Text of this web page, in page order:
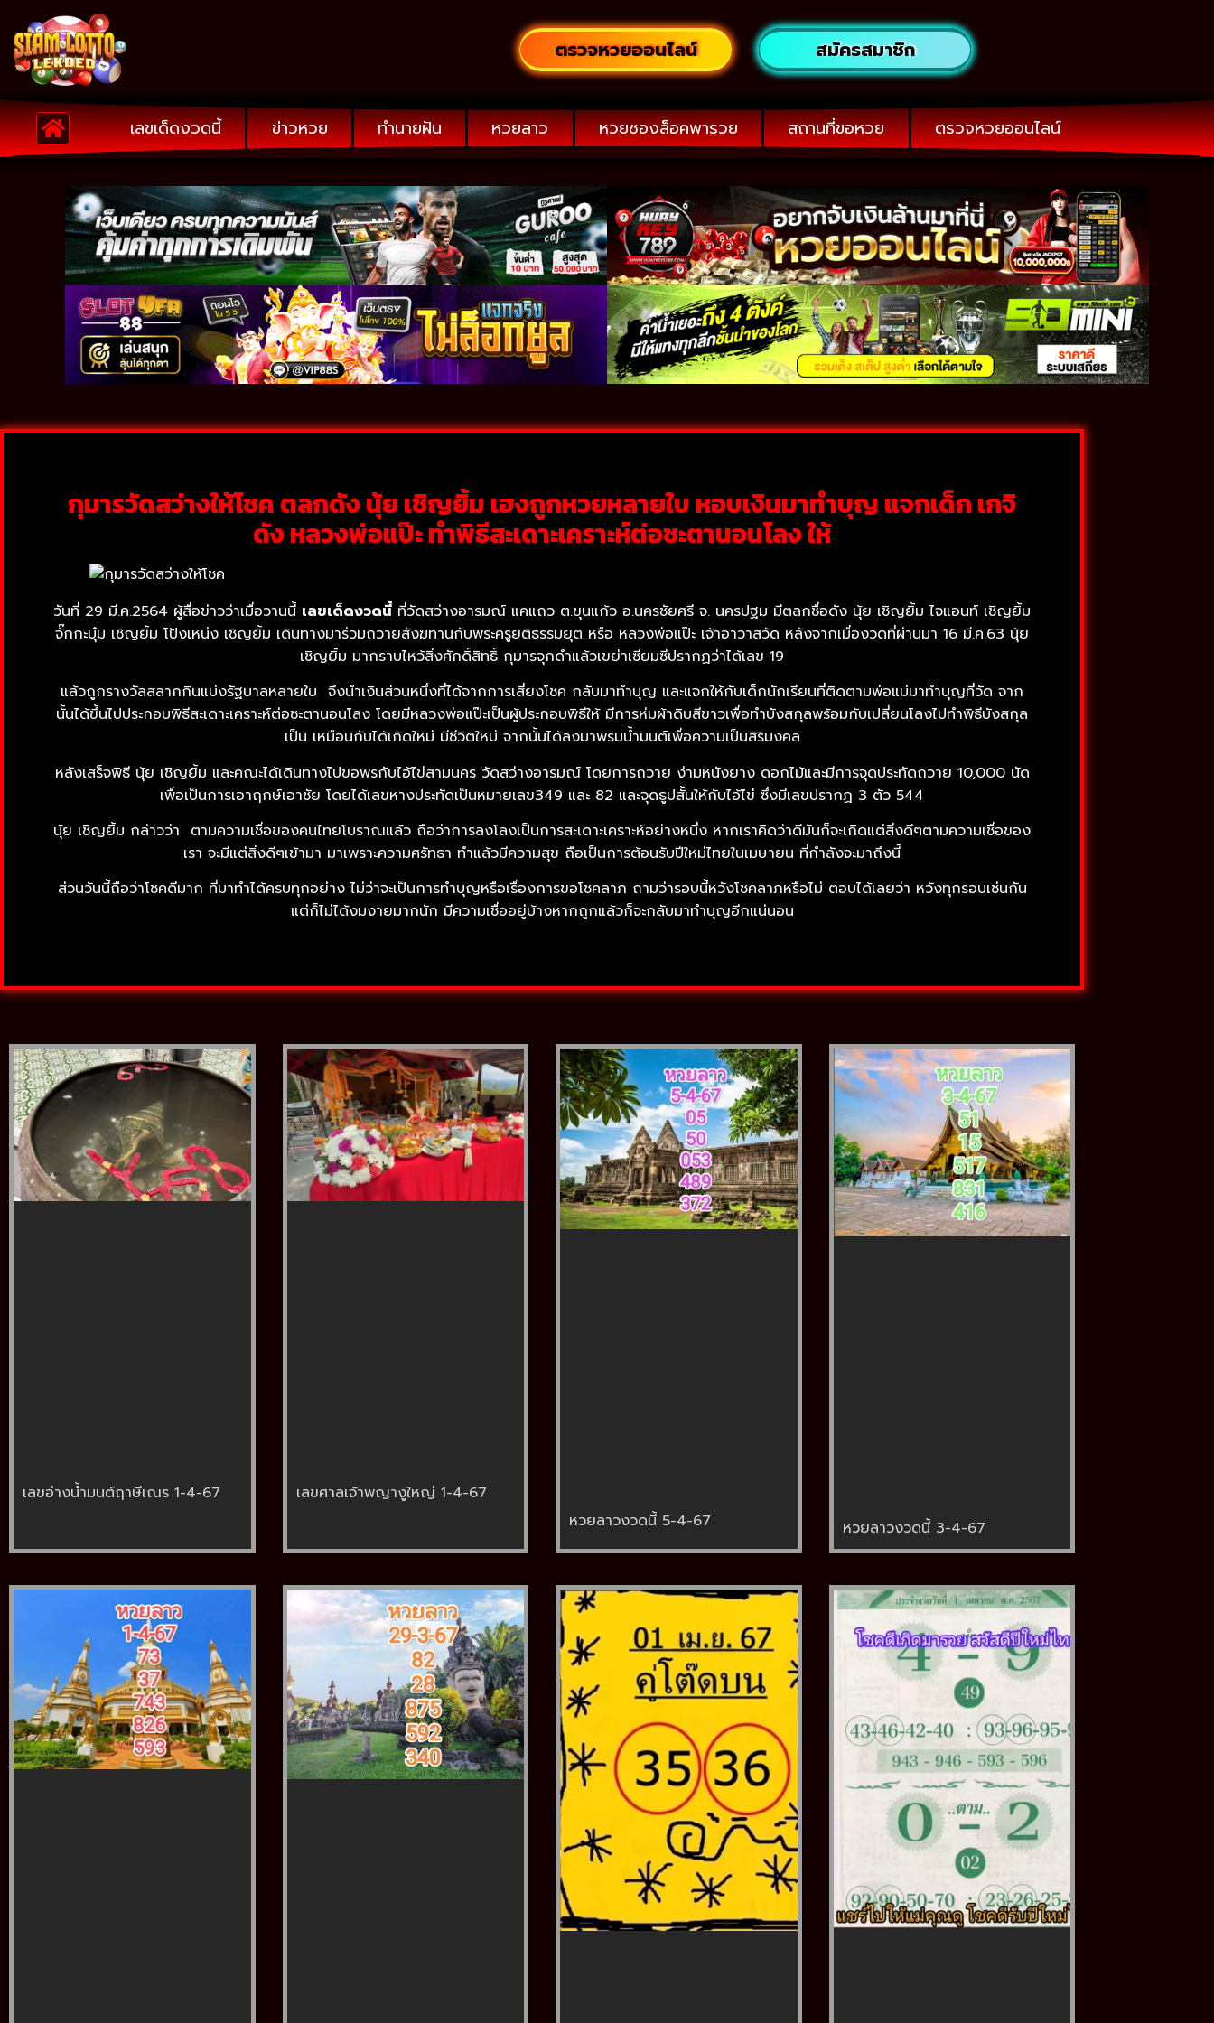
ตรวจหวยออนไลน์ สมัครสมาชิก
เลขเด็ดงวดนี้ ข่าวหวย ทำนายฝัน หวยลาว หวยซองล็อคพารวย สถานที่ขอหวย ตรวจหวยออนไลน์
กุมารวัดสว่างให้โชค ตลกดัง นุ้ย เชิญยิ้ม เฮงถูกหวยหลายใบ หอบเงินมาทำบุญ แจกเด็ก เกจิ
ดัง หลวงพ่อแป๊ะ ทำพิธีสะเดาะเคราะห์ต่อชะตานอนโลง ให้
วันที่ 29 มี.ค.2564 ผู้สื่อข่าวว่าเมื่อวานนี้ เลขเด็ดงวดนี้ ที่วัดสว่างอารมณ์ แคแถว ต.ขุนแก้ว อ.นครชัยศรี จ. นครปฐม มีตลกชื่อดัง นุ้ย เชิญยิ้ม ไจแอนท์ เชิญยิ้ม
จั๊กกะบุ๋ม เชิญยิ้ม โป้งเหน่ง เชิญยิ้ม เดินทางมาร่วมถวายสังฆทานกับพระครูยติธรรมยุต หรือ หลวงพ่อแป๊ะ เจ้าอาวาสวัด หลังจากเมื่องวดที่ผ่านมา 16 มี.ค.63 นุ้ย
เชิญยิ้ม มากราบไหว้สิ่งศักดิ์สิทธิ์ กุมารจุกดำแล้วเขย่าเซียมซีปรากฏว่าได้เลข 19
แล้วถูกรางวัลสลากกินแบ่งรัฐบาลหลายใบ จึงนำเงินส่วนหนึ่งที่ได้จากการเสี่ยงโชค กลับมาทำบุญ และแจกให้กับเด็กนักเรียนที่ติดตามพ่อแม่มาทำบุญที่วัด จาก
นั้นได้ขึ้นไปประกอบพิธีสะเดาะเคราะห์ต่อชะตานอนโลง โดยมีหลวงพ่อแป๊ะเป็นผู้ประกอบพิธีให้ มีการห่มผ้าดิบสีขาวเพื่อทำบังสกุลพร้อมกับเปลี่ยนโลงไปทำพิธีบังสกุล
เป็น เหมือนกับได้เกิดใหม่ มีชีวิตใหม่ จากนั้นได้ลงมาพรมน้ำมนต์เพื่อความเป็นสิริมงคล
หลังเสร็จพิธี นุ้ย เชิญยิ้ม และคณะได้เดินทางไปขอพรกับไอ้ไข่สามนคร วัดสว่างอารมณ์ โดยการถวาย ง่ามหนังยาง ดอกไม้และมีการจุดประทัดถวาย 10,000 นัด
เพื่อเป็นการเอาฤกษ์เอาชัย โดยได้เลขหางประทัดเป็นหมายเลข349 และ 82 และจุดธูปสั้นให้กับไอ้ไข่ ซึ่งมีเลขปรากฏ 3 ตัว 544
นุ้ย เชิญยิ้ม กล่าวว่า ตามความเชื่อของคนไทยโบราณแล้ว ถือว่าการลงโลงเป็นการสะเดาะเคราะห์อย่างหนึ่ง หากเราคิดว่าดีมันก็จะเกิดแต่สิ่งดีๆตามความเชื่อของ
เรา จะมีแต่สิ่งดีๆเข้ามา มาเพราะความศรัทธา ทำแล้วมีความสุข ถือเป็นการต้อนรับปีใหม่ไทยในเมษายน ที่กำลังจะมาถึงนี้
ส่วนวันนี้ถือว่าโชคดีมาก ที่มาทำได้ครบทุกอย่าง ไม่ว่าจะเป็นการทำบุญหรือเรื่องการขอโชคลาภ ถามว่ารอบนี้หวังโชคลาภหรือไม่ ตอบได้เลยว่า หวังทุกรอบเช่นกัน
แต่ก็ไม่ได้งมงายมากนัก มีความเชื่ออยู่บ้างหากถูกแล้วก็จะกลับมาทำบุญอีกแน่นอน
เลขอ่างน้ำมนต์ฤาษีเณร 1-4-67
เลขศาลเจ้าพญางูใหญ่ 1-4-67
หวยลาวงวดนี้ 5-4-67
หวยลาวงวดนี้ 3-4-67